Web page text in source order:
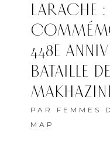
LARACHE :
448E
BATAILLE
PAR FEMMES
MAP